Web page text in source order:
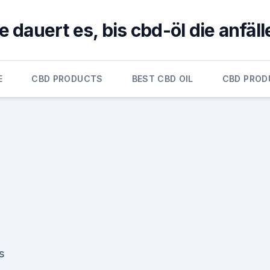
dauert es, bis cbd-öl die
CBD PRODUCTS BEST CBD OIL CBD